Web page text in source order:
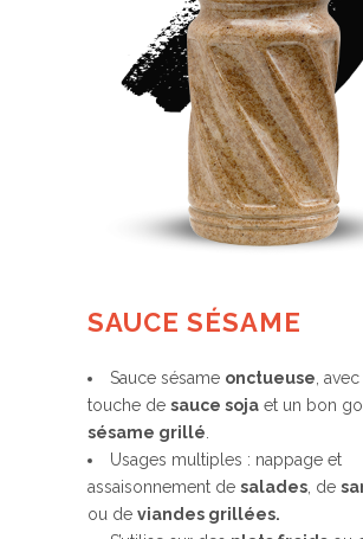
SAUCE SÉSAME
Sauce sésame onctueuse ,
touche de sauce soja et un bon
sésame grillé
Usages multiples : nappage et
assaisonnement de salades , de
ou de viandes grillées.